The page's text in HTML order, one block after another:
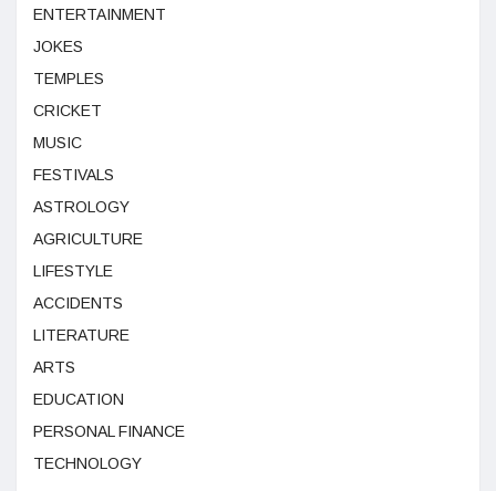
ENTERTAINMENT
JOKES
TEMPLES
CRICKET
MUSIC
FESTIVALS
ASTROLOGY
AGRICULTURE
LIFESTYLE
ACCIDENTS
LITERATURE
ARTS
EDUCATION
PERSONAL FINANCE
TECHNOLOGY